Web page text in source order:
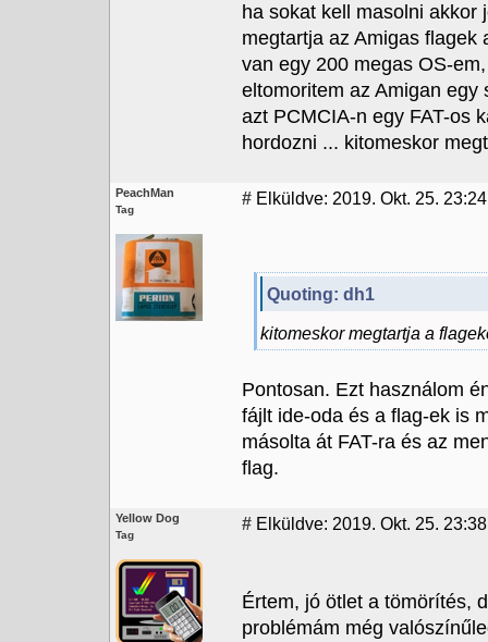
ha sokat kell masolni akkor
megtartja az Amigas flagek
van egy 200 megas OS-
eltomoritem az Amigan
azt PCMCIA-n egy FAT-os
hordozni ... kitomeskor
PeachMan
Tag
# Elküldve: 2019. Okt. 25. 23:24
Quoting: dh1
kitomeskor megtartja a
Pontosan. Ezt használom
fájlt ide-oda és a flag-ek is
másolta át FAT-ra és az
flag.
Yellow Dog
Tag
# Elküldve: 2019. Okt. 25. 23:38
Értem, jó ötlet a tömörítés,
problémám még